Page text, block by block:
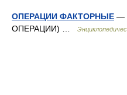
ОПЕРАЦИИ ФАКТОРНЫЕ —
ОПЕРАЦИИ) …